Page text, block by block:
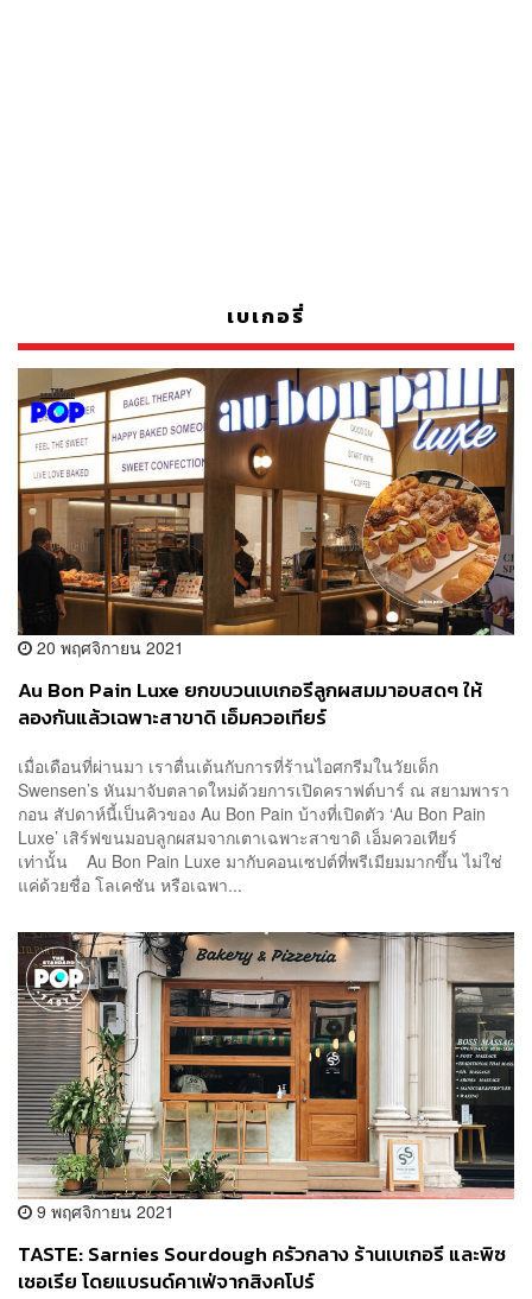
เบเกอรี่
20 พฤศจิกายน 2021
Au Bon Pain Luxe ยกขบวนเบเกอรีลูกผสมมาอบสดๆ ให้
ลองกันแล้วเฉพาะสาขาดิ เอ็มควอเทียร์
เมื่อเดือนที่ผ่านมา เราตื่นเต้นกับการที่ร้านไอศกรีมในวัยเด็ก
Swensen’s หันมาจับตลาดใหม่ด้วยการเปิดคราฟต์บาร์ ณ สยามพารา
กอน สัปดาห์นี้เป็นคิวของ Au Bon Pain บ้างที่เปิดตัว ‘Au Bon Pain
Luxe’ เสิร์ฟขนมอบลูกผสมจากเตาเฉพาะสาขาดิ เอ็มควอเทียร์
เท่านั้น Au Bon Pain Luxe มากับคอนเซปต์ที่พรีเมียมมากขึ้น ไม่ใช่
แค่ด้วยชื่อ โลเคชัน หรือเฉพา...
9 พฤศจิกายน 2021
TASTE: Sarnies Sourdough ครัวกลาง ร้านเบเกอรี และพิซ
เซอเรีย โดยแบรนด์คาเฟ่จากสิงคโปร์